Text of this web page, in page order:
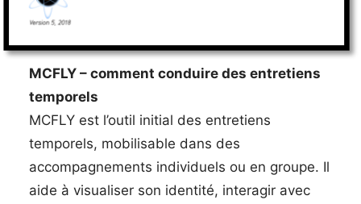
MCFLY – comment conduire des entretiens
temporels
MCFLY est l’outil initial des entretiens
temporels, mobilisable dans des
accompagnements individuels ou en groupe. Il
aide à visualiser son identité, interagir avec